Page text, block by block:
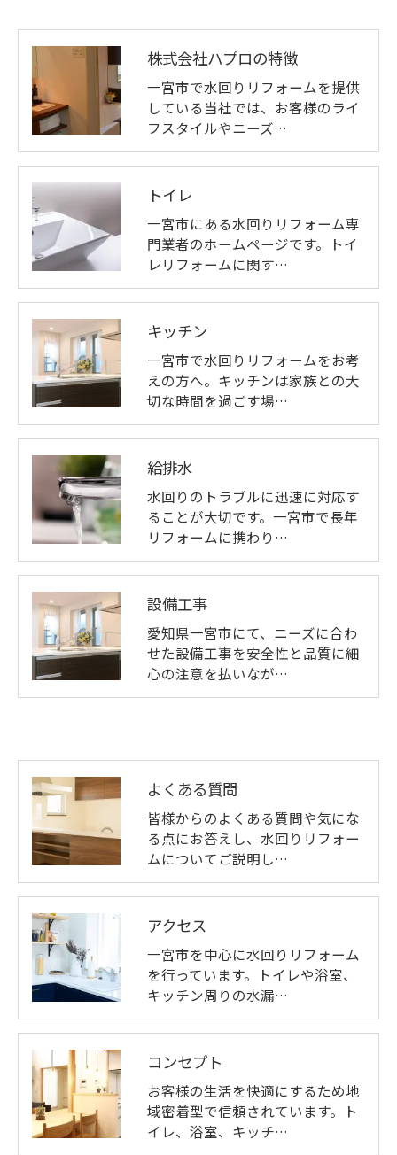
株式会社ハプロの特徴
一宮市で水回りリフォームを提供
している当社では、お客様のライ
フスタイルやニーズ…
トイレ
一宮市にある水回りリフォーム専
門業者のホームページです。トイ
レリフォームに関す…
キッチン
一宮市で水回りリフォームをお考
えの方へ。キッチンは家族との大
切な時間を過ごす場…
給排水
水回りのトラブルに迅速に対応す
ることが大切です。一宮市で長年
リフォームに携わり…
設備工事
愛知県一宮市にて、ニーズに合わ
せた設備工事を安全性と品質に細
心の注意を払いなが…
よくある質問
皆様からのよくある質問や気にな
る点にお答えし、水回りリフォー
ムについてご説明し…
アクセス
一宮市を中心に水回りリフォーム
を行っています。トイレや浴室、
キッチン周りの水漏…
コンセプト
お客様の生活を快適にするため地
域密着型で信頼されています。ト
イレ、浴室、キッチ…